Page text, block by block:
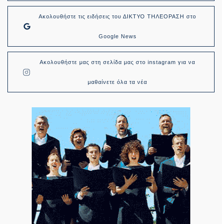
Ακολουθήστε τις ειδήσεις του ΔΙΚΤΥΟ ΤΗΛΕΟΡΑΣΗ στο
Google News
Ακολουθήστε μας στη σελίδα μας στο instagram για να
μαθαίνετε όλα τα νέα